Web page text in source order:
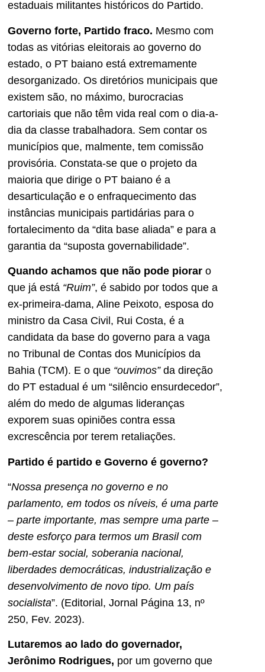
estaduais militantes históricos do Partido.
Governo forte, Partido fraco. Mesmo com
todas as vitórias eleitorais ao governo do
estado, o PT baiano está extremamente
desorganizado. Os diretórios municipais que
existem são, no máximo, burocracias
cartoriais que não têm vida real com o dia-a-
dia da classe trabalhadora. Sem contar os
municípios que, malmente, tem comissão
provisória. Constata-se que o projeto da
maioria que dirige o PT baiano é a
desarticulação e o enfraquecimento das
instâncias municipais partidárias para o
fortalecimento da “dita base aliada” e para a
garantia da “suposta governabilidade”.
Quando achamos que não pode piorar o
que já está “Ruim”, é sabido por todos que a
ex-primeira-dama, Aline Peixoto, esposa do
ministro da Casa Civil, Rui Costa, é a
candidata da base do governo para a vaga
no Tribunal de Contas dos Municípios da
Bahia (TCM). E o que “ouvimos”da direção
do PT estadual é um “silêncio ensurdecedor”,
além do medo de algumas lideranças
exporem suas opiniões contra essa
excrescência por terem retaliações.
Partido é partido e Governo é governo?
“Nossa presença no governo e no
parlamento, em todos os níveis, é uma parte
– parte importante, mas sempre uma parte –
deste esforço para termos um Brasil com
bem-estar social, soberania nacional,
liberdades democráticas, industrialização e
desenvolvimento de novo tipo. Um país
socialista”. (Editorial, Jornal Página 13, nº
250, Fev. 2023).
Lutaremos ao lado do governador,
Jerônimo Rodrigues, por um governo que